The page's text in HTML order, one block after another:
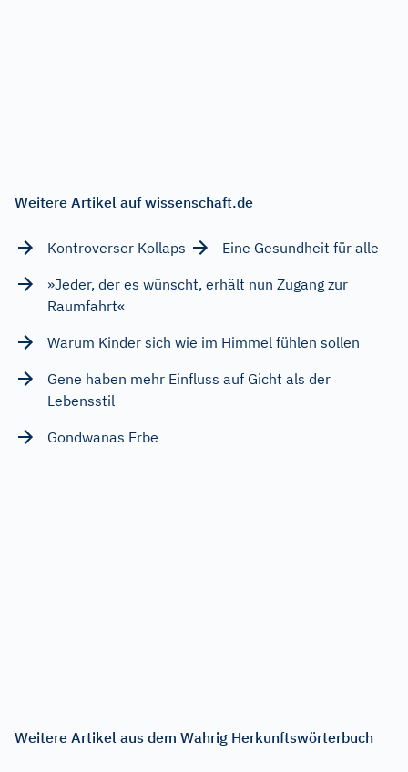
Weitere Artikel auf wissenschaft.de
Kontroverser Kollaps
Eine Gesundheit für alle
»Jeder, der es wünscht, erhält nun Zugang zur
Raumfahrt«
Warum Kinder sich wie im Himmel fühlen sollen
Gene haben mehr Einfluss auf Gicht als der
Lebensstil
Gondwanas Erbe
Weitere Artikel aus dem Wahrig Herkunftswörterbuch